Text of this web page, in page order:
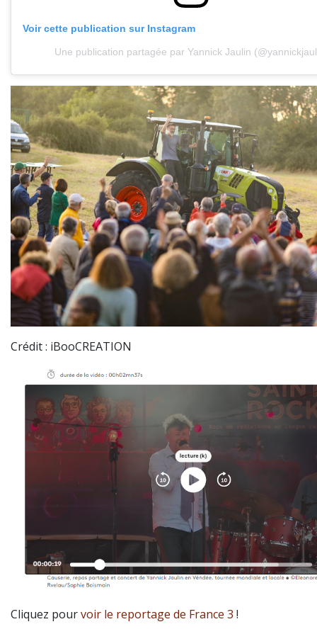
Voir cette publication sur Instagram
Une publication partagée par Yannick Jaulin
Crédit : iBooCREATION
Cliquez pourvoir le reportage de France 3 !